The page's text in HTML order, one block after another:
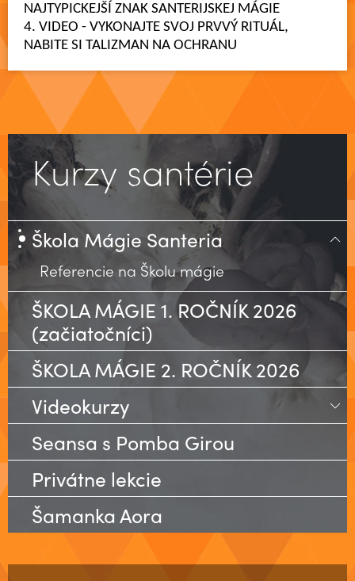
NAJTYPICKEJŠÍ ZNAK SANTERIJSKEJ MÁGIE
4. VIDEO - VYKONAJTE SVOJ PRVVÝ RITUÁL,
NABITE SI TALIZMAN NA OCHRANU
Kurzy santérie
Škola Mágie Santeria
Referencie na Školu mágie
ŠKOLA MÁGIE 1. ROČNÍK 2026
(začiatočníci)
ŠKOLA MÁGIE 2. ROČNÍK 2026
Videokurzy
Veľký Kurz Tarotových Mystérií
Kurz Psychomágie
Vykladanie z Tarotu
Španielske karty, Baraja Espaňola
MÁGIA A RITUÁLY
Seansa s Pomba Girou
Privátne lekcie
Šamanka Aora